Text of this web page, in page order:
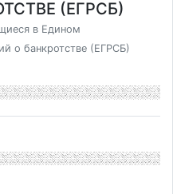
(ЕГРСБ)
в Едином
о банкротстве (ЕГРСБ)